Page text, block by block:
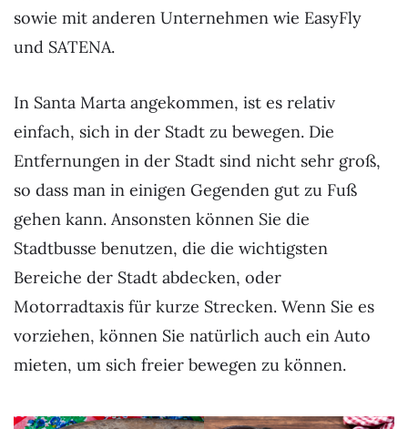
sowie mit anderen Unternehmen wie EasyFly
und SATENA.
In Santa Marta angekommen, ist es relativ
einfach, sich in der Stadt zu bewegen. Die
Entfernungen in der Stadt sind nicht sehr groß,
so dass man in einigen Gegenden gut zu Fuß
gehen kann. Ansonsten können Sie die
Stadtbusse benutzen, die die wichtigsten
Bereiche der Stadt abdecken, oder
Motorradtaxis für kurze Strecken. Wenn Sie es
vorziehen, können Sie natürlich auch ein Auto
mieten, um sich freier bewegen zu können.